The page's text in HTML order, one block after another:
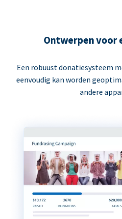
Ontwerpen voor
Een robuust donatiesysteem
eenvoudig kan worden
andere